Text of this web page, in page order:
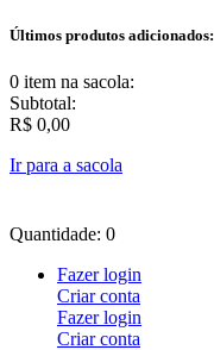
Últimos produtos adicionados:
0 item na sacola:
Subtotal:
R$ 0,00
Ir para a sacola
Quantidade: 0
Fazer login
Criar conta
Fazer login
Criar conta